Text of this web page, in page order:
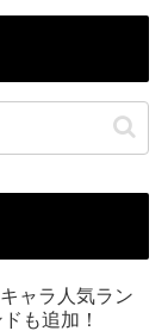
ャラ人気ラン
も追加！